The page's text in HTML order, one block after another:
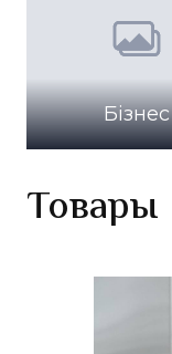
Бізнес
Товары